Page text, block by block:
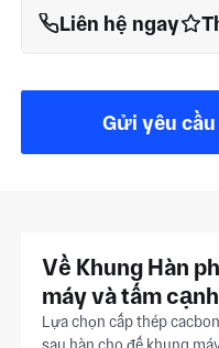
Liên hệ ngay
Gửi yêu cầu
Về Khung Hàn
máy và tấm
Lựa chọn cấp thép